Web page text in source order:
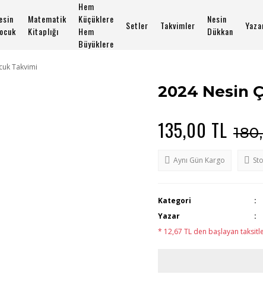
Matematik
Kitaplığı
Hem
Küçüklere
Hem
Büyüklere
Setler Takvimler
Nesin
Dükkan
Takvimi
2024 Nesin
135,00 TL
Aynı Gün Kargo
Kategori
Yazar
* 12,67 TL den başlayan